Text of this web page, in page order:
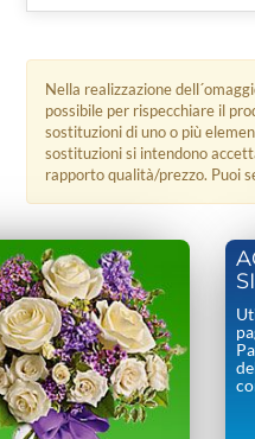
Nella realizzazione
possibile per rispecchiare il
sostituzioni di uno o più
sostituzioni si intendono
rapporto qualità/prezzo. Puoi